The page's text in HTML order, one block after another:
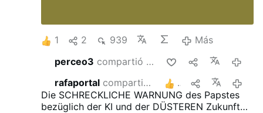
1 2 939
Más
perceo3 compartió esto
rafaportalcompartió esto 2
Die SCHRECKLICHE WARNUNG des Papstes
bezüglich der KI und der DÜSTEREN Zukunft